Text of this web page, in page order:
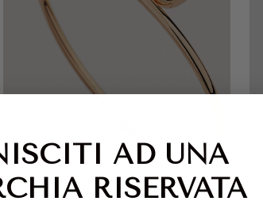
AD UNA
RISERVATA